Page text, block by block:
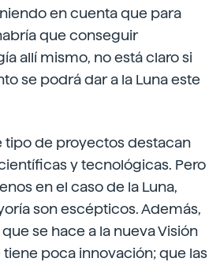
en cuenta que para
que conseguir
allí mismo, no está claro si
se podrá dar a la Luna este
tipo de proyectos destacan
y tecnológicas. Pero
en el caso de la Luna,
son escépticos. Además,
se hace a la nueva Visión
tiene poca innovación; que las